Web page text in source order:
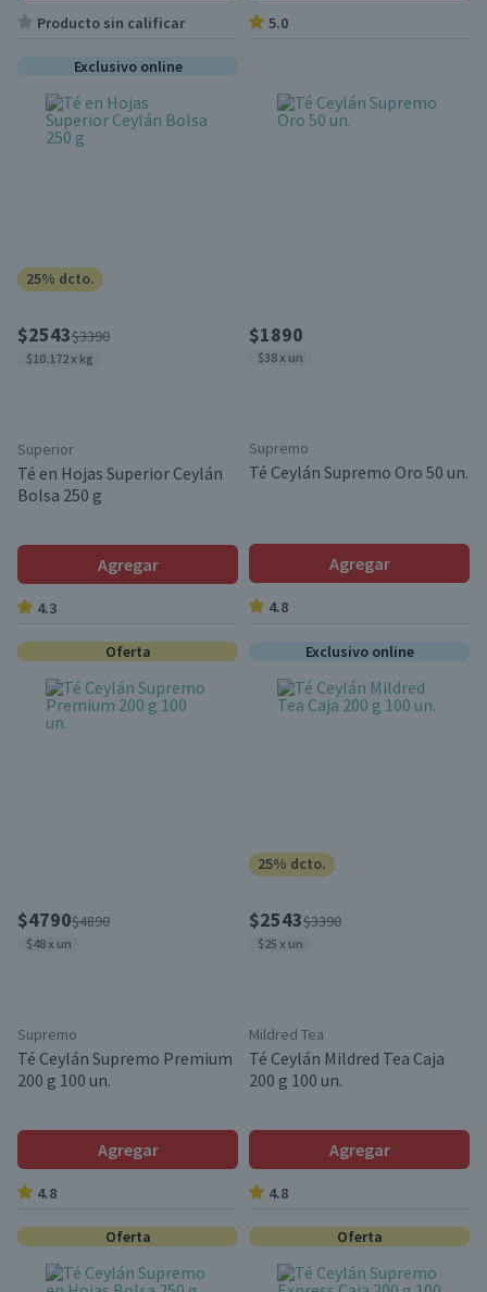
Producto sin calificar 5.0
Exclusivo online
25% dcto.
$2543$3390
$10.172 x kg
Superior
Té en Hojas Superior Ceylán
Bolsa 250 g
Agregar
4.3
$1890
$38 x un
Supremo
Té Ceylán Supremo Oro 50 un.
Agregar
4.8
Oferta
$4790$4890
$48 x un
Supremo
Té Ceylán Supremo Premium
200 g 100 un.
Agregar
4.8
Exclusivo online
25% dcto.
$2543$3390
$25 x un
Mildred Tea
Té Ceylán Mildred Tea Caja
200 g 100 un.
Agregar
4.8
Oferta Oferta